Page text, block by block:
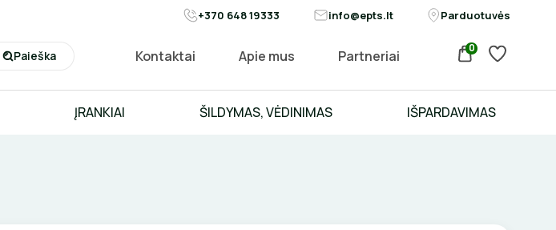
+370 648 19333 info@epts.lt Parduotuvės
Paieška Kontaktai Apie mus Partneriai 0
ĮRANKIAI ŠILDYMAS, VĖDINIMAS IŠPARDAVIMAS